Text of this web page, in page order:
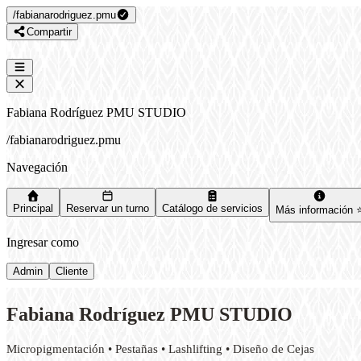
/fabianarodriguez.pmu
Compartir
Fabiana Rodríguez PMU STUDIO
/fabianarodriguez.pmu
Navegación
Principal Reservar un turno Catálogo de servicios Más información
Ingresar como
Admin Cliente
Fabiana Rodríguez PMU STUDIO
Micropigmentación • Pestañas • Lashlifting • Diseño de Cejas